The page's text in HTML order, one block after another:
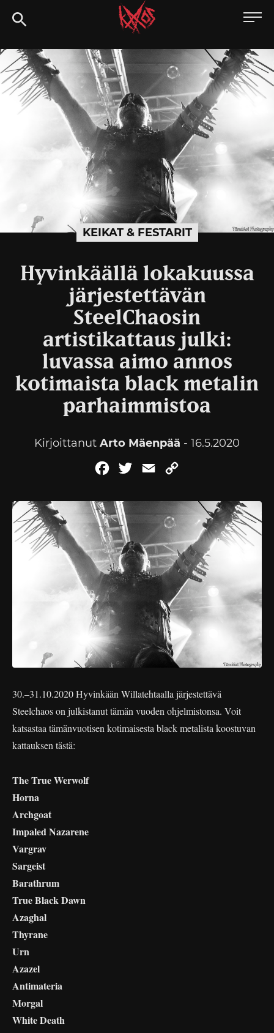
Siirry
suoraan
Kaaoszine
KEIKAT & FESTARIT
Hyvinkäällä lokakuussa
järjestettävän
SteelChaosin
artistikattaus julki:
luvassa aimo annos
kotimaista black metalin
parhaimmistoa
Kirjoittanut Arto Mäenpää - 16.5.2020
FacebookTwitterEmail
30.–31.10.2020 Hyvinkään Willatehtaalla järjestettävä
Steelchaos on julkistanut tämän vuoden ohjelmistonsa. Voit
katsastaa tämänvuotisen kotimaisesta black metalista koostuvan
kattauksen tästä:
The True Werwolf
Horna
Archgoat
Impaled Nazarene
Vargrav
Sargeist
Barathrum
True Black Dawn
Azaghal
Thyrane
Urn
Azazel
Antimateria
Morgal
White Death